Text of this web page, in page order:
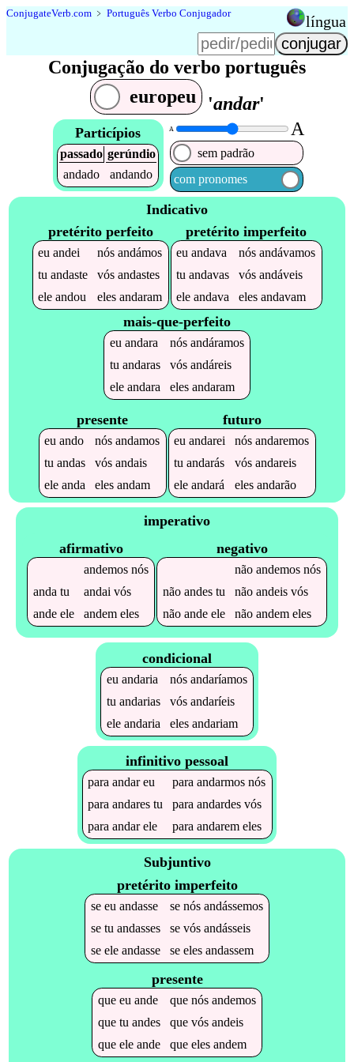
ConjugateVerb.com ﹥ Português Verbo Conjugador língua
Conjugação do verbo português
europeu
'andar'
Particípios
passado gerúndio
andado
andando
A A
sem padrão
com pronomes
Indicativo
pretérito perfeito
euandei nósandámos
tuandaste vósandastes
eleandou elesandaram
pretérito imperfeito
euandava nósandávamos
tuandavas vósandáveis
eleandava elesandavam
mais-que-perfeito
eu andara nós andáramos
tu andaras vós andáreis
ele andara eles andaram
presente
euando nósandamos
tuandas vósandais
eleanda elesandam
futuro
euandarei nósandaremos
tuandarás vósandareis
eleandará elesandarão
imperativo
afirmativo
andemosnós
anda tu andai vós
andeele andemeles
negativo
não andemosnós
não andestu não andeisvós
não andeele não andemeles
condicional
eu andaria nós andaríamos
tu andarias vós andaríeis
ele andaria eles andariam
infinitivo pessoal
paraandareu paraandarmos nós
paraandares tu paraandardes vós
paraandarele paraandarem eles
Subjuntivo
pretérito imperfeito
se eu andasse se nós andássemos
se tu andasses se vós andásseis
se ele andasse se eles andassem
presente
que eu ande que nós andemos
que tu andes que vós andeis
que ele ande que eles andem